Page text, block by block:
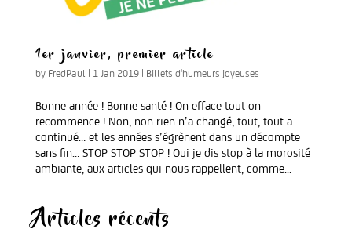
1er janvier, premier article
by FredPaul | 1 Jan 2019| Billets d'humeurs joyeuses
Bonne année ! Bonne santé ! On efface tout on
recommence ! Non, non rien n’a changé, tout, tout a
continué… et les années s’égrènent dans un décompte
sans fin… STOP STOP STOP ! Oui je dis stop à la morosité
ambiante, aux articles qui nous rappellent, comme...
Articles récents